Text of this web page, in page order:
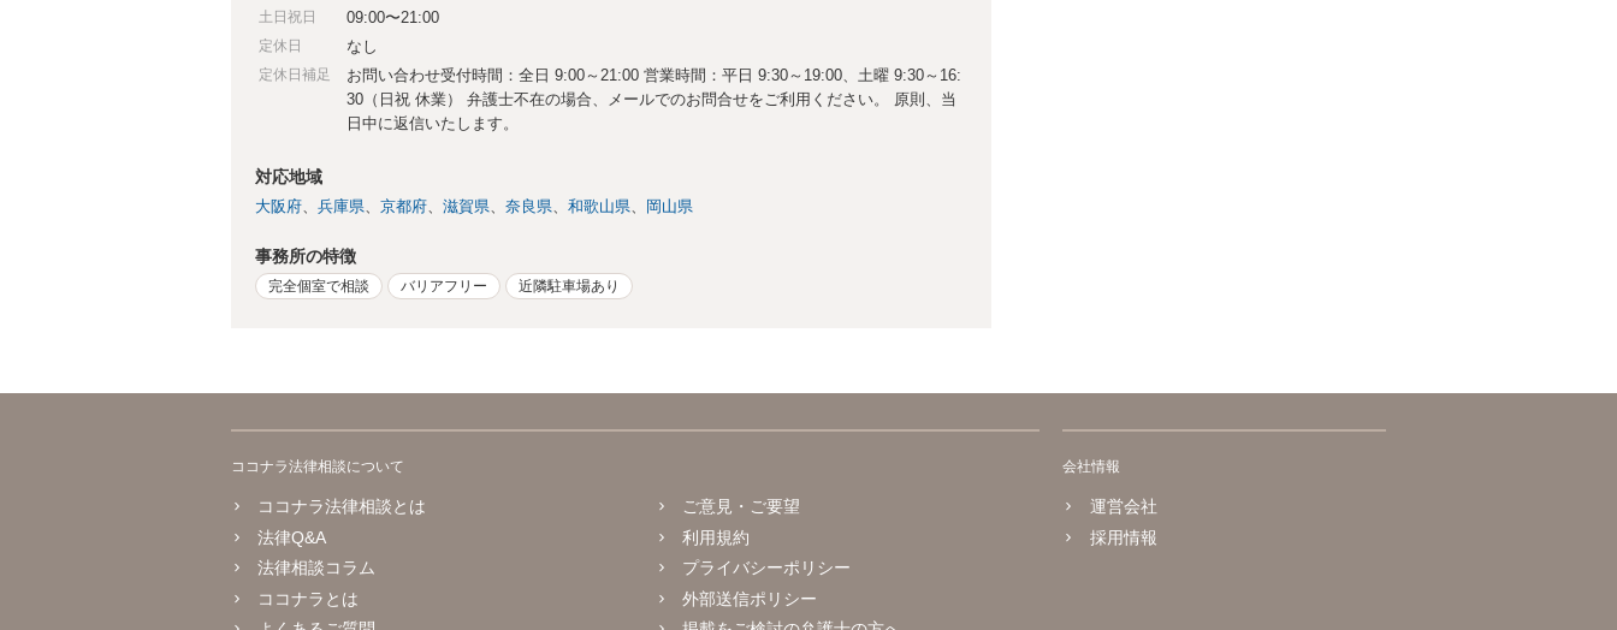
土日祝日 09:00〜21:00
定休日 なし
定休日補足
お問い合わせ受付時間：全日 9:00～21:00 営業時間：平日 9:30～19:00、土曜 9:30～16:
30（日祝 休業） 弁護士不在の場合、メールでのお問合せをご利用ください。 原則、当
日中に返信いたします。
対応地域
大阪府 兵庫県 京都府 滋賀県 奈良県 和歌山県 岡山県
事務所の特徴
完全個室で相談 バリアフリー 近隣駐車場あり
ココナラ法律相談について
ココナラ法律相談とは
法律Q&A
法律相談コラム
ココナラとは
ご意見・ご要望
利用規約
プライバシーポリシー
外部送信ポリシー
会社情報
運営会社
採用情報